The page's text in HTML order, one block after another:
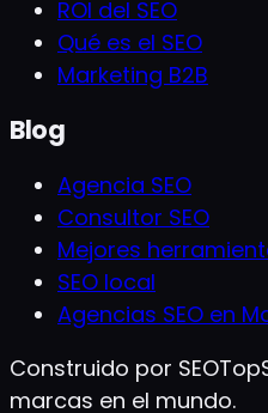
ROI del SEO
Qué es el SEO
Marketing B2B
Blog
Agencia SEO
Consultor SEO
Mejores
SEO local
Agencias SEO en
Construido por
marcas en el mundo.